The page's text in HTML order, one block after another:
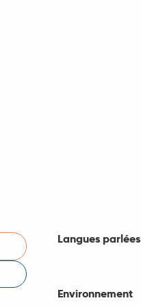
Langues parlées
Langues parlées
Environnement
Environnement